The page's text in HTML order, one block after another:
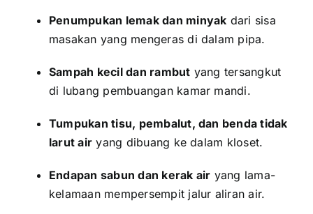
Penumpukan lemak dan minyak dari sisa
masakan yang mengeras di dalam pipa.
Sampah kecil dan rambut yang tersangkut
di lubang pembuangan kamar mandi.
Tumpukan tisu, pembalut, dan benda tidak
larut air yang dibuang ke dalam kloset.
Endapan sabun dan kerak air yang lama-
kelamaan mempersempit jalur aliran air.